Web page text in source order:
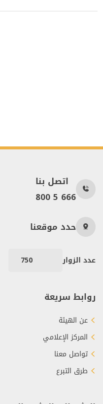
اتصل بنا
800 5 666
حدد موقعنا
عدد الزوار 750
روابط سريعة
عن الهيئة
المركز الإعلامي
تواصل معنا
طرق التبرع